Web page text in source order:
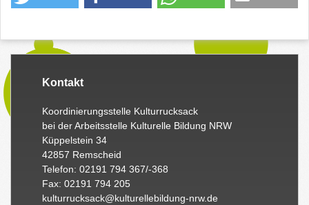
Kontakt
Koordinierungsstelle Kulturrucksack
bei der Arbeitsstelle Kulturelle Bildung NRW
Küppelstein 34
42857 Remscheid
Telefon: 02191 794 367/-368
Fax: 02191 794 205
kulturrucksack@kulturellebildung-nrw.de